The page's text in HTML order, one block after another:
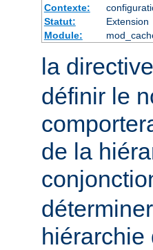
Contexte:
Statut:
Extension
Module:
la directive
définir le
de la
hiérarchie